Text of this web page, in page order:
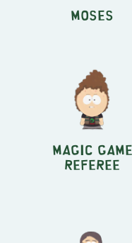
Moses
Magic Game
Referee